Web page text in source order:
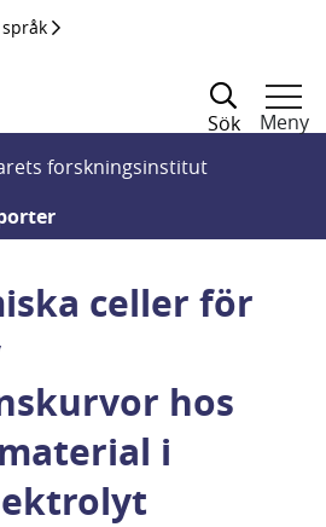
Sök
Meny
forskningsinstitut
celler för
hos
i